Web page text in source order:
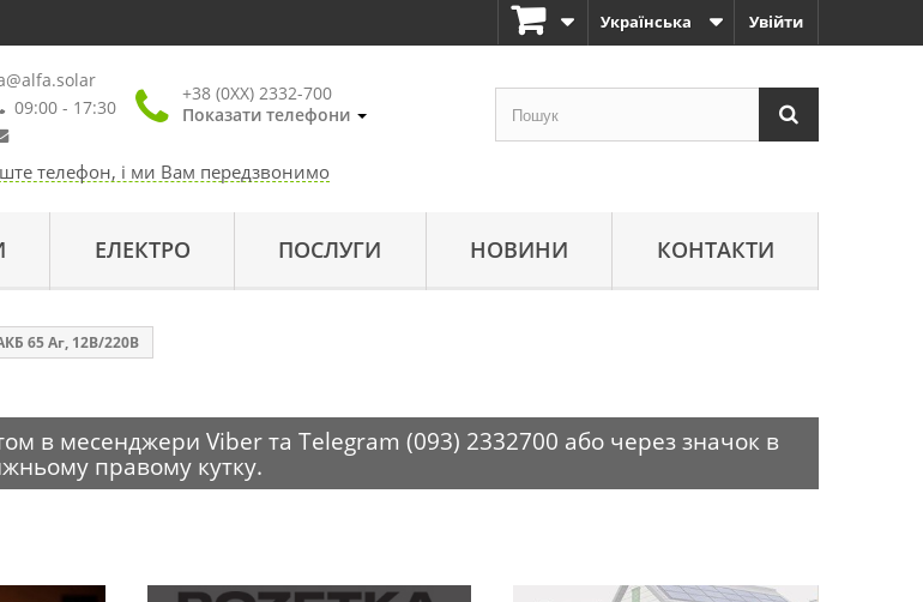
Увійти
Українська
09:00 - 17:30
+38 (0XX) 2332-700
Показати телефони
телефон, і ми Вам передзвонимо
ЕЛЕКТРО ПОСЛУГИ НОВИНИ КОНТАКТИ
65 Аг, 12В/220В
в месенджери Viber та Telegram (093) 2332700 або через значок в
правому кутку.